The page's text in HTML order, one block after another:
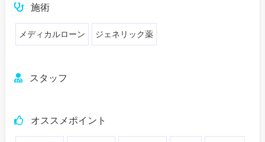
施術
メディカルローン ジェネリック薬
スタッフ
オススメポイント